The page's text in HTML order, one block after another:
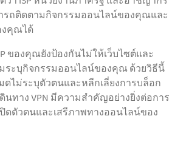
รถติดตามกิจกรรมออนไลน์ของคุณและ
คุณได้
ของคุณยังป้องกันไม่ให้เว็บไซต์และ
ระบุกิจกรรมออนไลน์ของคุณ ด้วยวิธีนี้
ไม่ระบุตัวตนและหลีกเลี่ยงการบล็อก
นทาง VPN มีความสำคัญอย่างยิ่งต่อการ
ดตัวตนและเสรีภาพทางออนไลน์ของ